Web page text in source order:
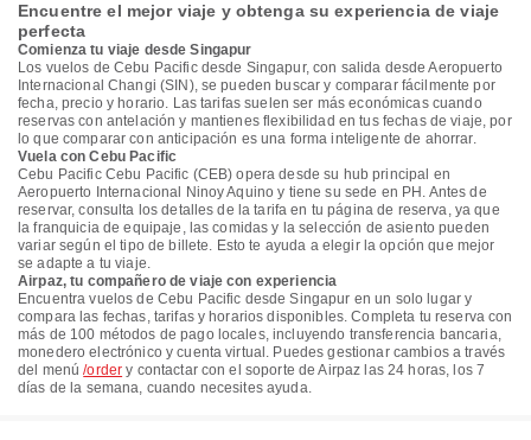
Encuentre el mejor viaje y obtenga su experiencia de viaje
perfecta
Comienza tu viaje desde Singapur
Los vuelos de Cebu Pacific desde Singapur, con salida desde Aeropuerto
Internacional Changi (SIN), se pueden buscar y comparar fácilmente por
fecha, precio y horario. Las tarifas suelen ser más económicas cuando
reservas con antelación y mantienes flexibilidad en tus fechas de viaje, por
lo que comparar con anticipación es una forma inteligente de ahorrar.
Vuela con Cebu Pacific
Cebu Pacific Cebu Pacific (CEB) opera desde su hub principal en
Aeropuerto Internacional Ninoy Aquino y tiene su sede en PH. Antes de
reservar, consulta los detalles de la tarifa en tu página de reserva, ya que
la franquicia de equipaje, las comidas y la selección de asiento pueden
variar según el tipo de billete. Esto te ayuda a elegir la opción que mejor
se adapte a tu viaje.
Airpaz, tu compañero de viaje con experiencia
Encuentra vuelos de Cebu Pacific desde Singapur en un solo lugar y
compara las fechas, tarifas y horarios disponibles. Completa tu reserva con
más de 100 métodos de pago locales, incluyendo transferencia bancaria,
monedero electrónico y cuenta virtual. Puedes gestionar cambios a través
del menú/order y contactar con el soporte de Airpaz las 24 horas, los 7
días de la semana, cuando necesites ayuda.